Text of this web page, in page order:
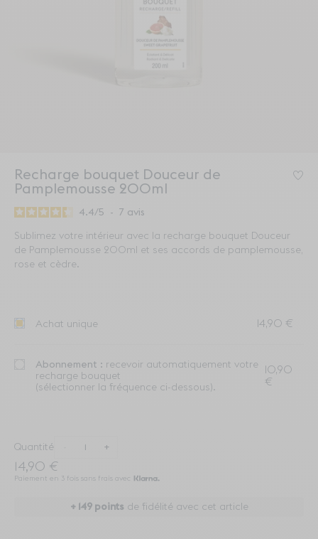
Recharge bouquet Douceur de
Pamplemousse 200ml
4.4/5 - 7 avis
Sublimez votre intérieur avec la recharge bouquet Douceur
de Pamplemousse 200ml et ses accords de pamplemousse,
rose et cèdre.
Achat unique 14,90 €
Abonnement : recevoir automatiquement votre
recharge bouquet
(sélectionner la fréquence ci-dessous).
10,90
€
Quantité +
14,90 €
Paiement en 3 fois sans frais avec
+ 149points de fidélité avec cet article